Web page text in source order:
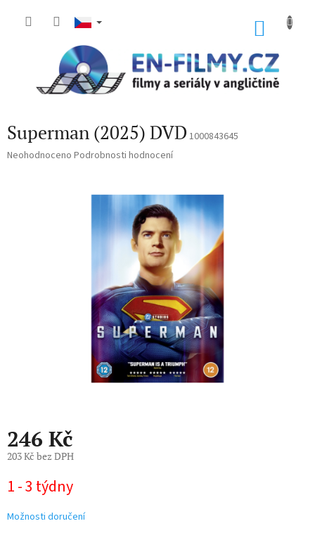
Superman (2025) DVD 1000843645
Průměrné
Neohodnoceno Podrobnosti hodnocení
246 Kč
203 Kč bez DPH
cena:
1 - 3 týdny
Možnosti doručení